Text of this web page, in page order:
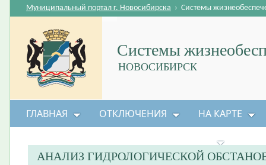
Системы
НОВОСИБИРСК
Муниципальный портал г. Новосибирска › Системы
ГЛАВНАЯ ОТКЛЮЧЕНИЯ НА КАРТЕ
АНАЛИЗ ГИДРОЛОГИЧЕСКОЙ